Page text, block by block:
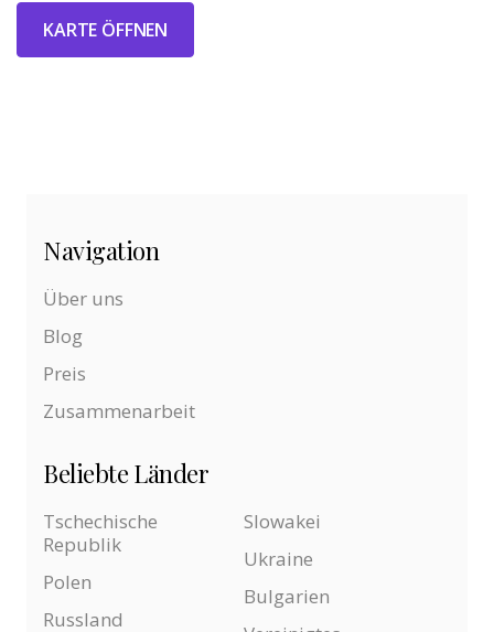
KARTE ÖFFNEN
Navigation
Über uns
Blog
Preis
Zusammenarbeit
Beliebte Länder
Tschechische
Republik
Polen
Russland
Slowakei
Ukraine
Bulgarien